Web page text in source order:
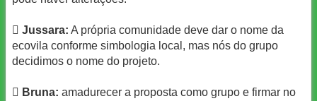
 Jussara: A própria comunidade deve dar o nome da
ecovila conforme simbologia local, mas nós do grupo
decidimos o nome do projeto.
 Bruna: amadurecer a proposta como grupo e firmar no